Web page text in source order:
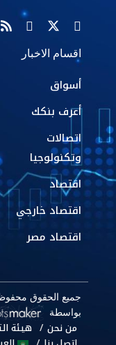
اقسام الاخبار
أسواق
أعرف بنكك
اتصالات
وتكنولوجيا
اقتصاد
اقتصاد خارجي
اقتصاد مصر
بواسطة
من نحن هيئة